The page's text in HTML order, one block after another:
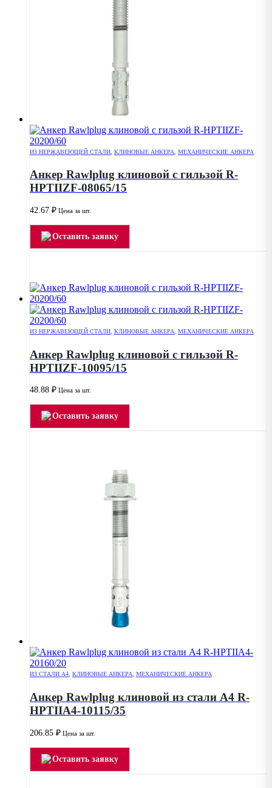
ИЗ НЕРЖАВЕЮЩЕЙ СТАЛИ КЛИНОВЫЕ АНКЕРА МЕХАНИЧЕСКИЕ АНКЕРА
Анкер Rawlplug клиновой с гильзой R-
HPTIIZF-08065/15
42.67 ₽ Цена за шт.
Оставить заявку
ИЗ НЕРЖАВЕЮЩЕЙ СТАЛИ КЛИНОВЫЕ АНКЕРА МЕХАНИЧЕСКИЕ АНКЕРА
Анкер Rawlplug клиновой с гильзой R-
HPTIIZF-10095/15
48.88 ₽ Цена за шт.
Оставить заявку
ИЗ СТАЛИ А4, КЛИНОВЫЕ АНКЕРА, МЕХАНИЧЕСКИЕ АНКЕРА
Анкер Rawlplug клиновой из стали А4 R-
HPTIIA4-10115/35
206.85 ₽ Цена за шт.
Оставить заявку